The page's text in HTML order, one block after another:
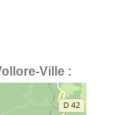
Ville :